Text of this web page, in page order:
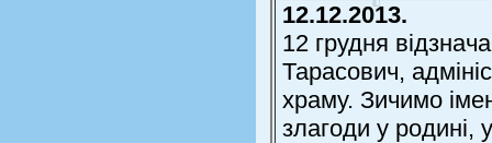
12.12.2013.
12 грудня
Тарасович,
храму. Зичимо
злагоди у родині,